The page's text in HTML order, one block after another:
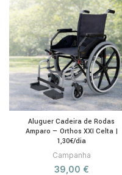
Aluguer Cadeira de Rodas
Amparo — Orthos XXI Celta |
1,30€/dia
Campanha
39,00 €